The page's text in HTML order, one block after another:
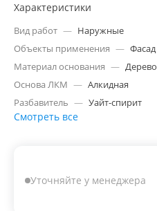
Характеристики
Вид работ — Наружные
Объекты применения — Фасад
Материал основания — Дерево
Основа ЛКМ — Алкидная
Разбавитель — Уайт-спирит
Смотреть все
Уточняйте у менеджера